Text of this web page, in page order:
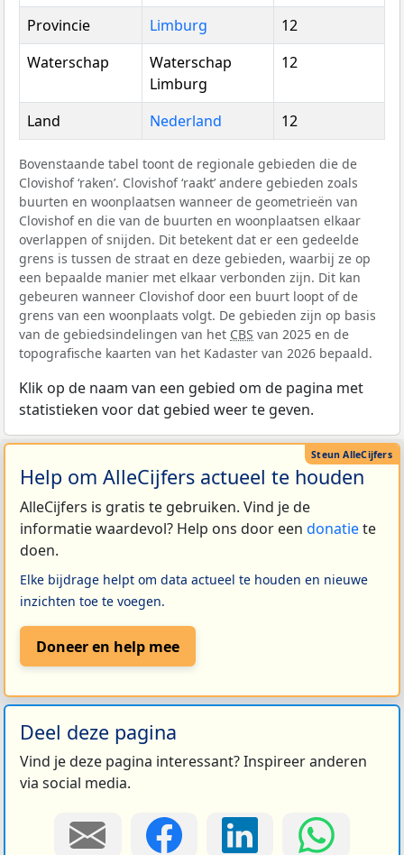
Provincie
Limburg
12
Waterschap
Waterschap
Limburg
12
Land Nederland 12
Bovenstaande tabel toont de regionale gebieden die de
Clovishof ‘raken’. Clovishof ‘raakt’ andere gebieden zoals
buurten en woonplaatsen wanneer de geometrieën van
Clovishof en die van de buurten en woonplaatsen elkaar
overlappen of snijden. Dit betekent dat er een gedeelde
grens is tussen de straat en deze gebieden, waarbij ze op
een bepaalde manier met elkaar verbonden zijn. Dit kan
gebeuren wanneer Clovishof door een buurt loopt of de
grens van een woonplaats volgt. De gebieden zijn op basis
van de gebiedsindelingen van het CBS van 2025 en de
topografische kaarten van het Kadaster van 2026 bepaald.
Klik op de naam van een gebied om de pagina met
statistieken voor dat gebied weer te geven.
Help om AlleCijfers actueel te houden
AlleCijfers is gratis te gebruiken. Vind je de
informatie waardevol? Help ons door een donatiete
doen.
Elke bijdrage helpt om data actueel te houden en nieuwe
inzichten toe te voegen.
Doneer en help mee
Deel deze pagina
Vind je deze pagina interessant? Inspireer anderen
via social media.